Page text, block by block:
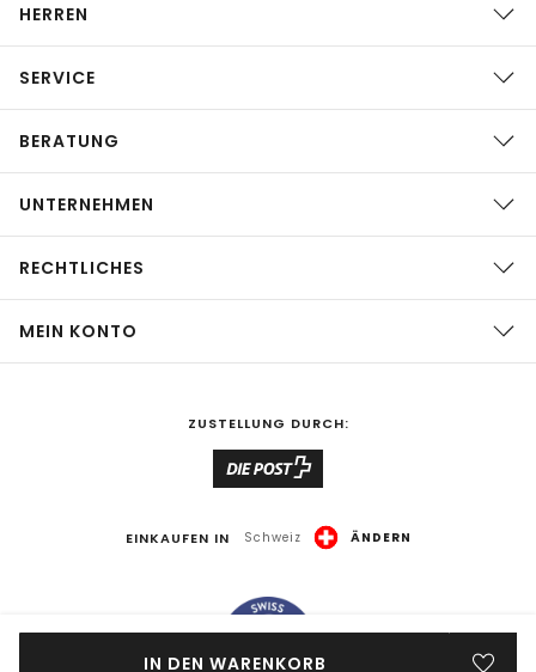
IN DEN WARENKORB
HERREN
SERVICE
BERATUNG
UNTERNEHMEN
RECHTLICHES
MEIN KONTO
ZUSTELLUNG DURCH:
EINKAUFEN IN Schweiz ÄNDERN